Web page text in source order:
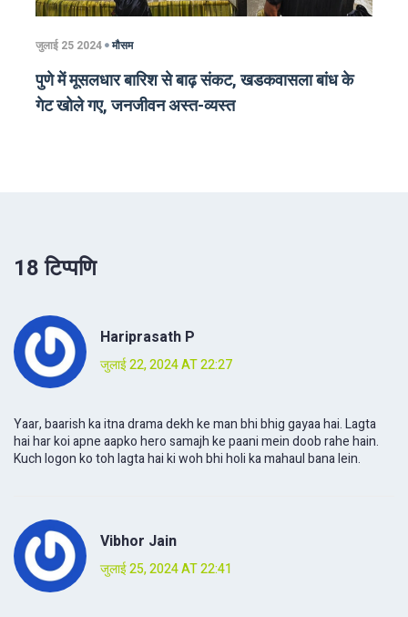
जुलाई 25 2024 मौसम
पुणे में मूसलधार बारिश से बाढ़ संकट, खडकवासला बांध के
गेट खोले गए, जनजीवन अस्त-व्यस्त
18 टिप्पणि
Hariprasath P
जुलाई 22, 2024 AT 22:27
Yaar, baarish ka itna drama dekh ke man bhi bhig gayaa hai. Lagta
hai har koi apne aapko hero samajh ke paani mein doob rahe hain.
Kuch logon ko toh lagta hai ki woh bhi holi ka mahaul bana lein.
Vibhor Jain
जुलाई 25, 2024 AT 22:41